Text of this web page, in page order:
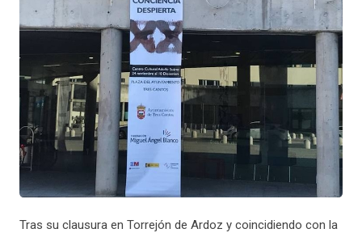
Tras su clausura en Torrejón de Ardoz y coincidiendo con la